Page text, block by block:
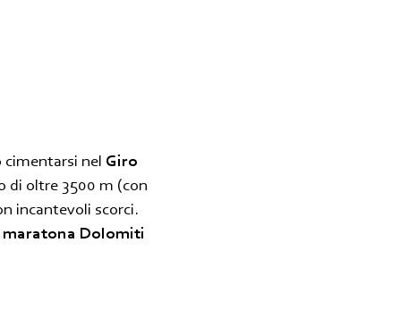
cimentarsi nel Giro
di oltre 3500 m (con
incantevoli scorci.
maratona Dolomiti